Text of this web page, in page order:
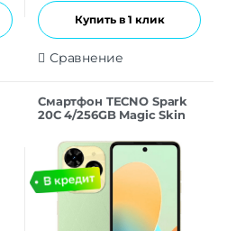
Купить в 1 клик
Сравнение
Смартфон TECNO Spark
20C 4/256GB Magic Skin